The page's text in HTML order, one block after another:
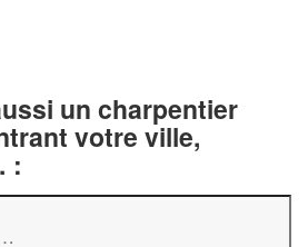
un charpentier
votre ville,
: